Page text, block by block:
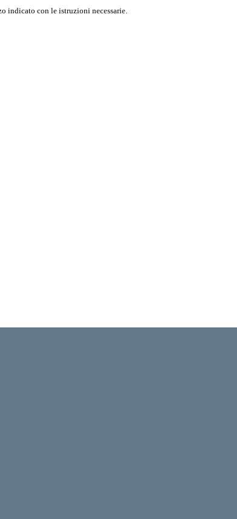
indicato con le istruzioni necessarie.